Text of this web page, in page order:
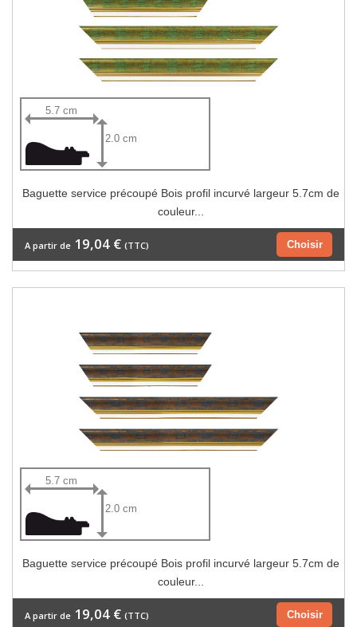
5.7 cm
2.0 cm
Baguette service précoupé Bois profil incurvé largeur 5.7cm de
couleur...
Choisir
A partir de 19,04 € (TTC)
5.7 cm
2.0 cm
Baguette service précoupé Bois profil incurvé largeur 5.7cm de
couleur...
Choisir
A partir de 19,04 € (TTC)